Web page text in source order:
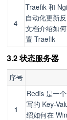
4
Traefik 和
自动化更新
文档介绍如
置 Traefik
3.2 状态服务器
序号
1
Redis 是一
写的 Key-
绍如何在